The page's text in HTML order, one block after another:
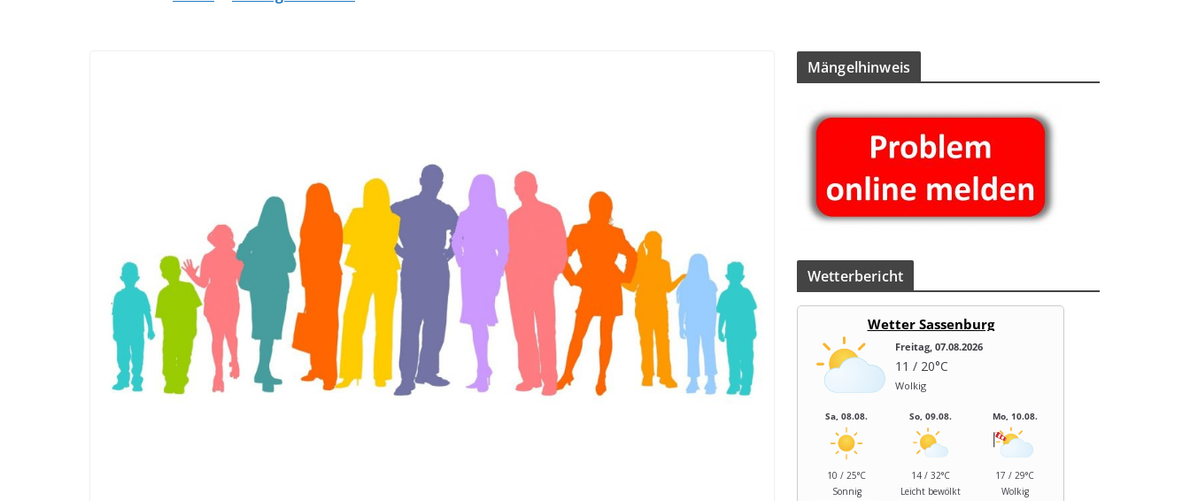
Män­gel­hin­weis
Wet­ter­be­richt
Wetter Sassenburg
Freitag, 07.08.2026
11 / 20°C
Wolkig
Sa, 08.08.
10 / 25°C
Sonnig
So, 09.08.
14 / 32°C
Leicht bewölkt
Mo, 10.08.
17 / 29°C
Wolkig